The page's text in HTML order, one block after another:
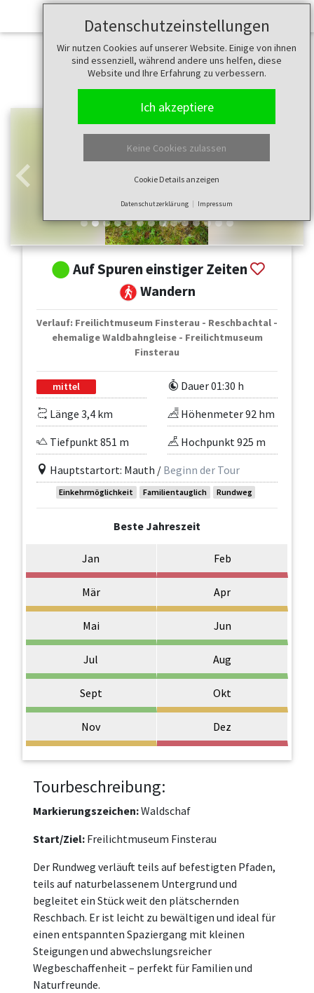
Datenschutzeinstellungen
Wir nutzen Cookies auf unserer Website. Einige von ihnen
sind essenziell, während andere uns helfen, diese
Website und Ihre Erfahrung zu verbessern.
Ich akzeptiere
Keine Cookies zulassen
Cookie Details anzeigen
Datenschutzerklärung Impressum
Zurück
Auf Spuren einstiger Zeiten
Wandern
Verlauf: Freilichtmuseum Finsterau - Reschbachtal -
ehemalige Waldbahngleise - Freilichtmuseum
Finsterau
mittel
Dauer 01:30 h
Länge 3,4 km
Höhenmeter 92 hm
Tiefpunkt 851 m
Hochpunkt 925 m
Hauptstartort: Mauth / Beginn der Tour
Einkehrmöglichkeit Familientauglich Rundweg
Beste Jahreszeit
Jan Feb
Mär Apr
Mai Jun
Jul Aug
Sept Okt
Nov Dez
Tourbeschreibung:
Markierungszeichen:Waldschaf
Start/Ziel:Freilichtmuseum Finsterau
Der Rundweg verläuft teils auf befestigten Pfaden,
teils auf naturbelassenem Untergrund und
begleitet ein Stück weit den plätschernden
Reschbach. Er ist leicht zu bewältigen und ideal für
einen entspannten Spaziergang mit kleinen
Steigungen und abwechslungsreicher
Wegbeschaffenheit – perfekt für Familien und
Naturfreunde.